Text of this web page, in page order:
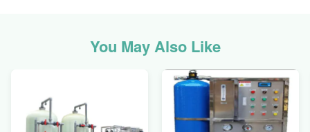
You May Also Like